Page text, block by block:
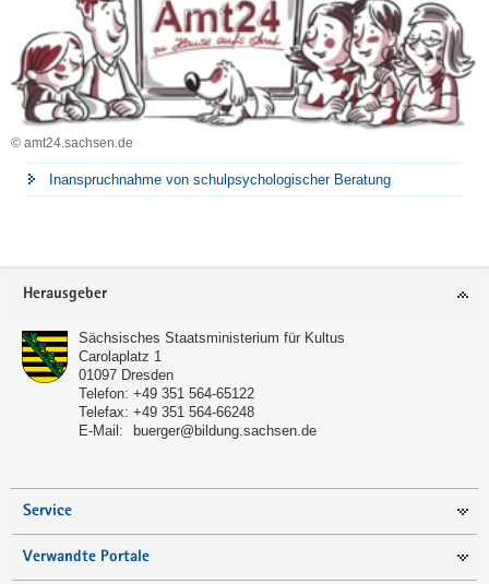
© amt24.sachsen.de
Inanspruchnahme von schulpsychologischer Beratung
Footer-
Herausgeber
Sächsisches Staatsministerium für Kultus
Carolaplatz 1
01097 Dresden
Telefon: +49 351 564-65122
Telefax: +49 351 564-66248
E-Mail:
buerger@bildung.sachsen.de
Service
Verwandte Portale